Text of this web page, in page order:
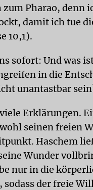
zum Pharao, denn
damit ich tue
10,1).
sofort: Und was
in die
unantastbar
Erklärungen.
seinen freien
Haschem
Wunder
nur in die
der freie